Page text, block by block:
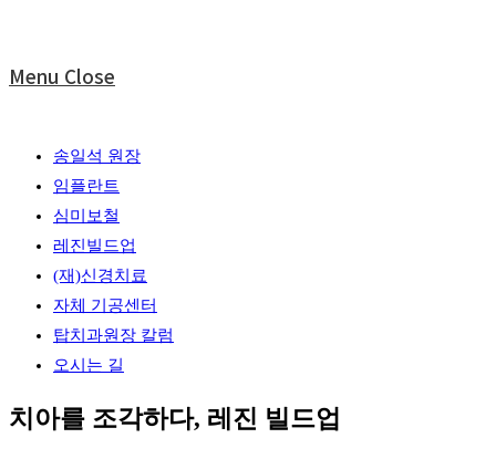
Menu Close
송일석 원장
임플란트
심미보철
레진빌드업
(재)신경치료
자체 기공센터
탑치과원장 칼럼
오시는 길
치아를 조각하다, 레진 빌드업